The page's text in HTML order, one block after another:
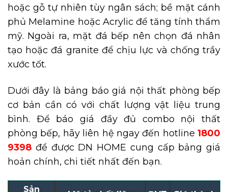
hoặc gỗ tự nhiên tùy ngân sách; bề mặt cánh
phủ Melamine hoặc Acrylic để tăng tính thẩm
mỹ. Ngoài ra, mặt đá bếp nên chọn đá nhân
tạo hoặc đá granite để chịu lực và chống trầy
xước tốt.
Dưới đây là bảng báo giá nội thất phòng bếp
cơ bản cần có với chất lượng vật liệu trung
bình. Để báo giá đầy đủ combo nội thất
phòng bếp, hãy liên hệ ngay đến hotline 1800
9398 để được DN HOME cung cấp bảng giá
hoản chính, chi tiết nhất đến bạn.
Sản